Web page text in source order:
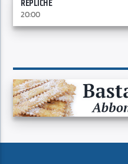
REPLICHE
20:00